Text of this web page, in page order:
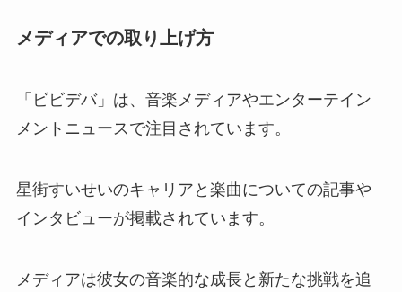
メディアでの取り上げ方
「ビビデバ」は、音楽メディアやエンターテイン
メントニュースで注目されています。
星街すいせいのキャリアと楽曲についての記事や
インタビューが掲載されています。
メディアは彼女の音楽的な成長と新たな挑戦を追